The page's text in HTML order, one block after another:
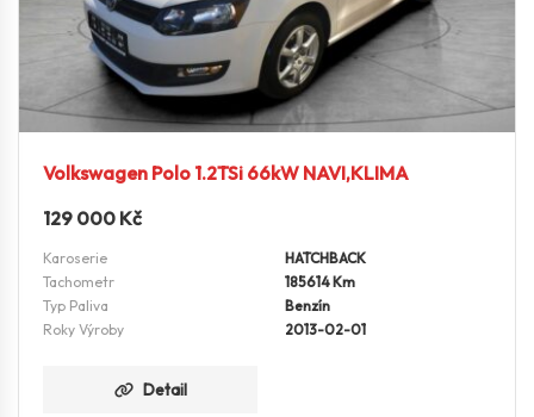
Volkswagen Polo 1.2TSi 66kW NAVI,KLIMA
129 000 Kč
Karoserie
HATCHBACK
Tachometr
185614 Km
Typ Paliva
Benzín
Roky Výroby
2013-02-01
Detail